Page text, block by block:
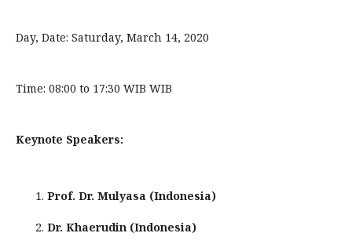
Day, Date: Saturday, March 14, 2020
Time: 08:00 to 17:30 WIB WIB
Keynote Speakers:
Prof. Dr. Mulyasa (Indonesia)
Dr. Khaerudin (Indonesia)